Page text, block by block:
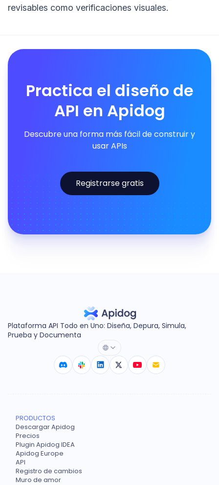
revisables como verificaciones visuales.
Practica el diseño de
API en Apidog
Descubre una forma más fácil de construir y
usar APIs
Registrarse gratis
Plataforma API Todo en Uno: Diseña, Depura, Simula,
Prueba y Documenta
PRODUCTOS
Descargar Apidog
Precios
Plugin Apidog IDEA
Apidog Europe
API
Registro de cambios
Muro de amor